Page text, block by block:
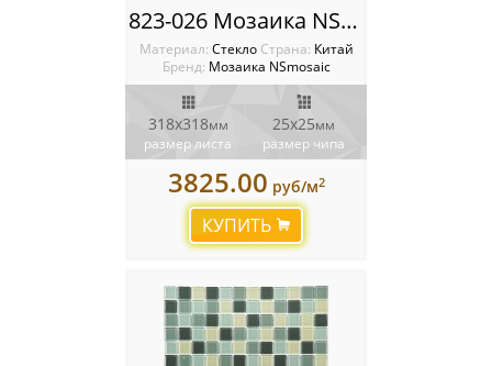
823-026 Мозаика NSmosaic
Материал: Стекло Cтрана: Китай
Бренд: Мозаика NSmosaic
318x318мм
размер листа
25х25мм
размер чипа
3825.00 руб/м2
КУПИТЬ